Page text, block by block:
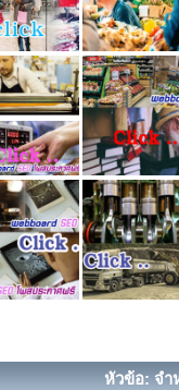
หัวข้อ: จำ